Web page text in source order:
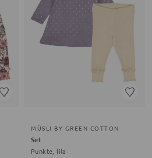
MÜSLI BY GREEN COTTON
Set
Punkte, lila